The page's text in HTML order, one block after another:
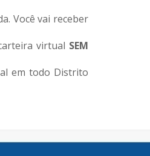
Você vai receber
virtual SEM
em todo Distrito